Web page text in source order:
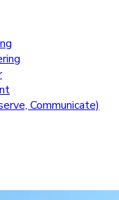
Communicate)